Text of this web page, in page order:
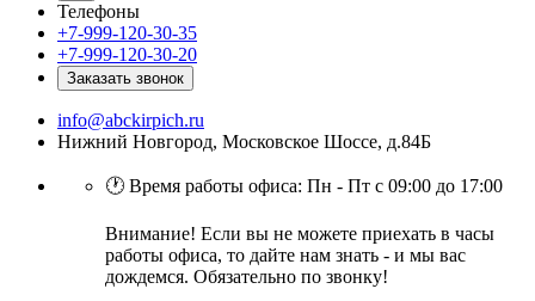
Телефоны
+7-999-120-30-35
+7-999-120-30-20
Заказать звонок
info@abckirpich.ru
Нижний Новгород, Московское Шоссе, д.84Б
🕐 Время работы офиса: Пн - Пт с 09:00 до 17:00
Внимание! Если вы не можете приехать в часы
работы офиса, то дайте нам знать - и мы вас
дождемся. Обязательно по звонку!